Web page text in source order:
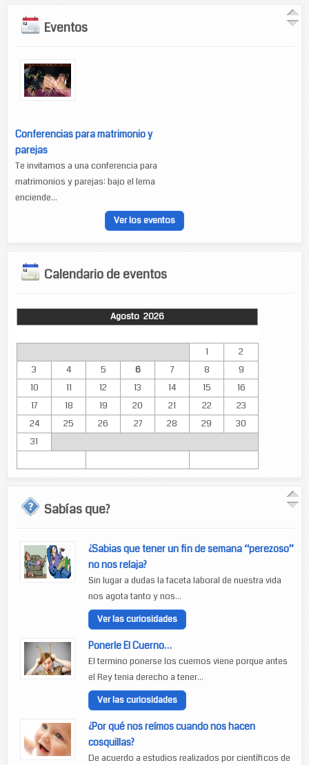
Eventos
Conferencias para matrimonio y
parejas
Te invitamos a una conferencia para
matrimonios y parejas: bajo el lema
enciende...
Ver los eventos
Calendario de eventos
Agosto 2026
1
2
3
4 5 6 7 8
9
10
11 12 13 14 15
16
17
18 19 20 21 22
23
24
25 26 27 28 29
30
31
Sabías que?
¿Sabias que tener un fin de semana “perezoso”
no nos relaja?
Sin lugar a dudas la faceta laboral de nuestra vida
nos agota tanto y nos...
Ver las curiosidades
Ponerle El Cuerno…
El termino ponerse los cuernos viene porque antes
el Rey tenia derecho a tener...
Ver las curiosidades
¿Por qué nos reímos cuando nos hacen
cosquillas?
De acuerdo a estudios realizados por científicos de